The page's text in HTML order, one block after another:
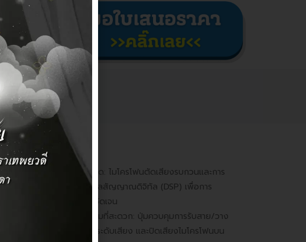
ฟีเจอร์
เสียงคมชัด: ไมโครโฟนตัดเสียงรบกวนและการ
ประมวลผลสัญญาณดิจิทัล (DSP) เพื่อการ
สนทนาที่ชัดเจน
การควบคุมที่สะดวก: ปุ่มควบคุมการรับสาย/วาง
สาย ปรับระดับเสียง และปิดเสียงไมโครโฟนบน